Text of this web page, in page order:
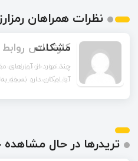
نظرات همراهان
مشکات
چند مورد از
آیا امکان دارد نسخه
تریدرها در حال